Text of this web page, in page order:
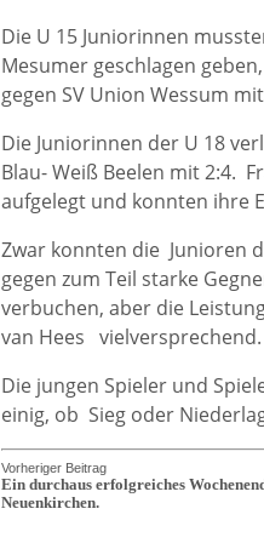
Die U 15 Juniorinnen
Mesumer geschlagen
gegen SV Union Wessum
Die Juniorinnen der U 18
Blau- Weiß Beelen mit 2:4.
aufgelegt und konnten ihre
Zwar konnten die Junioren
gegen zum Teil starke
verbuchen, aber die
van Hees vielversprechend.
Die jungen Spieler und
einig, ob Sieg oder
Vorheriger Beitrag
Ein durchaus erfolgreiches
Neuenkirchen.